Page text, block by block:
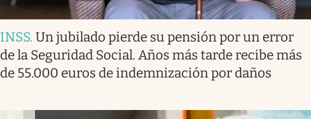
INSS. Un jubilado pierde su pensión por un error
de la Seguridad Social. Años más tarde recibe más
de 55.000 euros de indemnización por daños